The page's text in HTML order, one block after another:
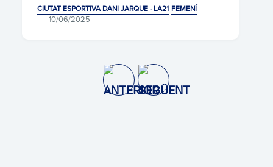
CIUTAT ESPORTIVA DANI JARQUE · LA21 FEMENÍ
10/06/2025